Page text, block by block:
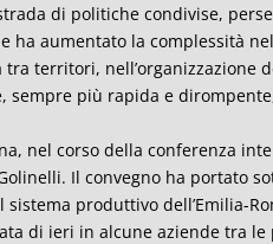
di politiche condivise,
ha aumentato la complessità
territori, nell’organizzazione
sempre più rapida e
nel corso della conferenza
Il convegno ha portato
produttivo dell’Emilia-
di ieri in alcune aziende tra